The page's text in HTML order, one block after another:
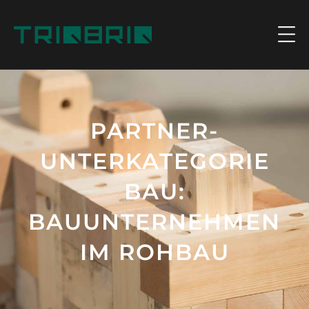
PARTNER-
UNTERKATEGORIE
BAU:
BAUUNTERNEHMEN
IM ROHBAU